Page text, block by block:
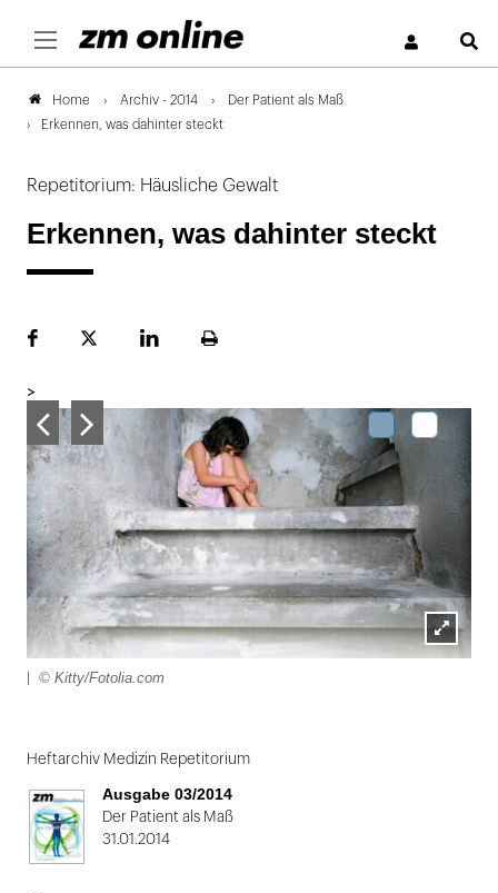
Home Archiv - 2014
Der Patient als Maß
Erkennen, was dahinter steckt
Repetitorium: Häusliche Gewalt
Erkennen, was dahinter steckt
FacebookPlattformLinekdInSeite
>
Lightbox
© Kitty/Fotolia.com
1
von
2:
Heftarchiv Medizin Repetitorium
Ausgabe 03/2014
Der Patient als Maß
31.01.2014